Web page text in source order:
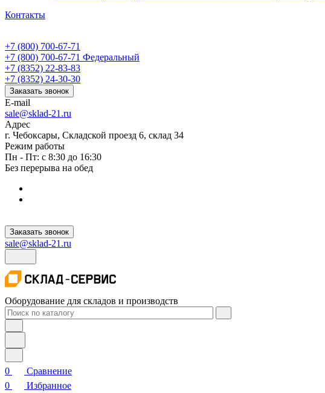
Контакты
+7 (800) 700-67-71
+7 (800) 700-67-71 Федеральный
+7 (8352) 22-83-83
+7 (8352) 24-30-30
Заказать звонок
E-mail
sale@sklad-21.ru
Адрес
г. Чебоксары, Складской проезд 6, склад 34
Режим работы
Пн - Пт: с 8:30 до 16:30
Без перерыва на обед
Заказать звонок
sale@sklad-21.ru
Оборудование для складов и производств
0
Сравнение
0
Избранное